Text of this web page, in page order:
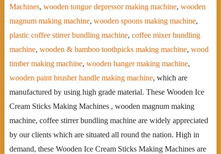
Machines, wooden tongue depressor making machine, wooden
magnum making machine, wooden spoons making machine,
plastic coffee stirrer bundling machine, coffee mixer bundling
machine, wooden & bamboo toothpicks making machine, wood
timber making machine, wooden hanger making machine,
wooden paint brusher handle making machine, which are
manufactured by using high grade material. These Wooden Ice
Cream Sticks Making Machines , wooden magnum making
machine, coffee stirrer bundling machine are widely appreciated
by our clients which are situated all round the nation. High in
demand, these Wooden Ice Cream Sticks Making Machines are